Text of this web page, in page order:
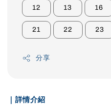
12 13 16
21 22 23
分享
｜詳情介紹